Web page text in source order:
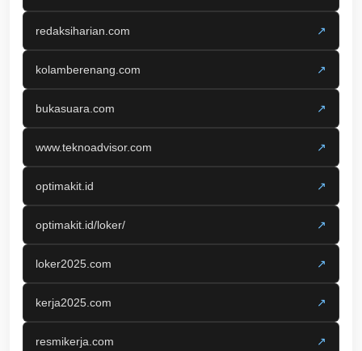
redaksiharian.com ↗
kolamberenang.com ↗
bukasuara.com ↗
www.teknoadvisor.com ↗
optimakit.id ↗
optimakit.id/loker/ ↗
loker2025.com ↗
kerja2025.com ↗
resmikerja.com ↗